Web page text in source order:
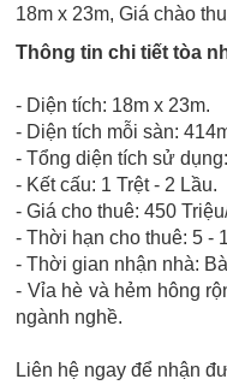
18m x 23m, Giá chào
Thông tin chi tiết tòa
- Diện tích: 18m x 23m.
- Diện tích mỗi sàn:
- Tổng diện tích sử
- Kết cấu: 1 Trệt - 2 Lầu.
- Giá cho thuê: 450
- Thời hạn cho thuê: 5 -
- Thời gian nhận nhà:
- Vỉa hè và hẻm hông
ngành nghề.
Liên hệ ngay để nhận